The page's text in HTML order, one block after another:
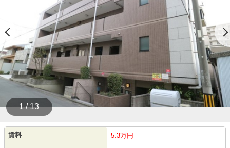
1 / 13
賃料 5.3万円